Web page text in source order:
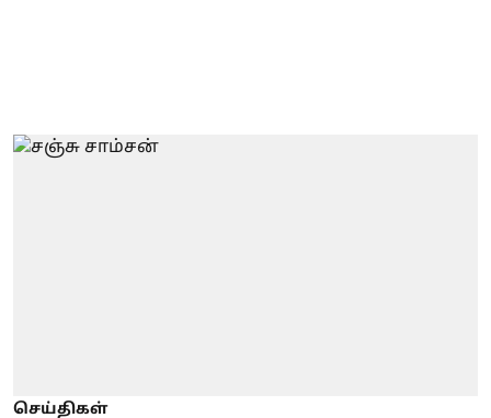
செய்திகள்